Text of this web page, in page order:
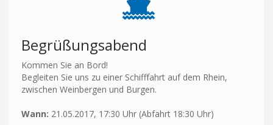
Begrüßungsabend
Kommen Sie an Bord!
Begleiten Sie uns zu einer Schifffahrt auf dem Rhein,
zwischen Weinbergen und Burgen.
Wann: 21.05.2017, 17:30 Uhr (Abfahrt 18:30 Uhr)